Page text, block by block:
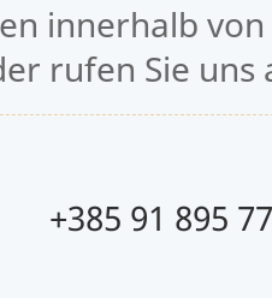
innerhalb
rufen Sie uns
+385 91 895